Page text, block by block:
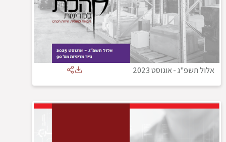
אלול תשפ"ג-אוגוסט 2023